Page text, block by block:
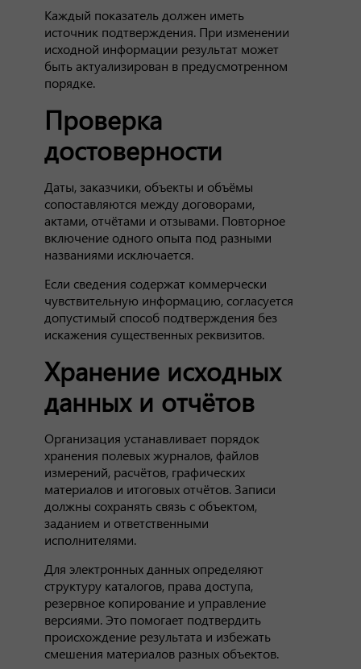
Каждый показатель должен иметь
источник подтверждения. При изменении
исходной информации результат может
быть актуализирован в предусмотренном
порядке.
Проверка
достоверности
Даты, заказчики, объекты и объёмы
сопоставляются между договорами,
актами, отчётами и отзывами. Повторное
включение одного опыта под разными
названиями исключается.
Если сведения содержат коммерчески
чувствительную информацию, согласуется
допустимый способ подтверждения без
искажения существенных реквизитов.
Хранение исходных
данных и отчётов
Организация устанавливает порядок
хранения полевых журналов, файлов
измерений, расчётов, графических
материалов и итоговых отчётов. Записи
должны сохранять связь с объектом,
заданием и ответственными
исполнителями.
Для электронных данных определяют
структуру каталогов, права доступа,
резервное копирование и управление
версиями. Это помогает подтвердить
происхождение результата и избежать
смешения материалов разных объектов.